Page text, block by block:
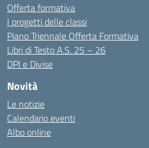
Offerta formativa
I progetti delle classi
Piano Triennale Offerta Formativa
Libri di Testo A.S. 25 – 26
DPI e Divise
Novità
Le notizie
Calendario eventi
Albo online